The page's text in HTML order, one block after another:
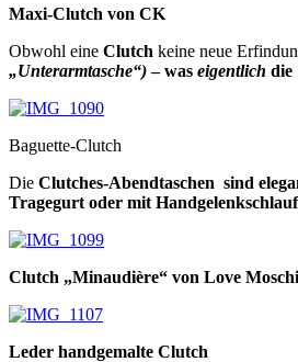
Maxi-Clutch von CK
Obwohl eine Clutch keine neue
„Unterarmtasche“)– was eigentlich die
Baguette-Clutch
Die Clutches-Abendtaschen sind
Tragegurt oder mit
Clutch „Minaudière“ von Love
Leder handgemalte Clutch